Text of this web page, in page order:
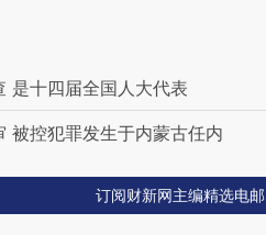
是十四届全国人大代表
被控犯罪发生于内蒙古任内
订阅财新网主编精选电邮